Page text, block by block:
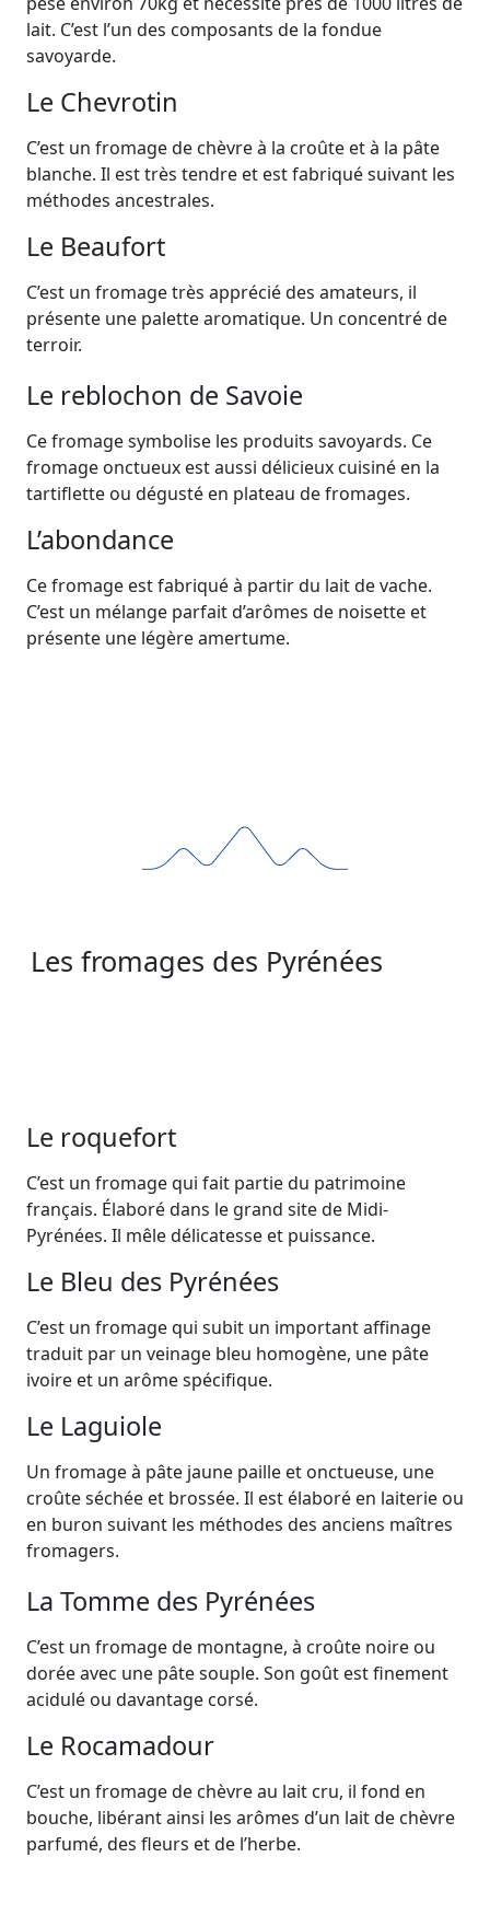
lait. C’est l’un des composants de la fondue
savoyarde.
Le Chevrotin
C’est un fromage de chèvre à la croûte et à la pâte
blanche. Il est très tendre et est fabriqué suivant les
méthodes ancestrales.
Le Beaufort
C’est un fromage très apprécié des amateurs, il
présente une palette aromatique. Un concentré de
terroir.
Le reblochon de Savoie
Ce fromage symbolise les produits savoyards. Ce
fromage onctueux est aussi délicieux cuisiné en la
tartiflette ou dégusté en plateau de fromages.
L’abondance
Ce fromage est fabriqué à partir du lait de vache.
C’est un mélange parfait d’arômes de noisette et
présente une légère amertume.
Les fromages des Pyrénées
Le roquefort
C’est un fromage qui fait partie du patrimoine
français. Élaboré dans le grand site de Midi-
Pyrénées. Il mêle délicatesse et puissance.
Le Bleu des Pyrénées
C’est un fromage qui subit un important affinage
traduit par un veinage bleu homogène, une pâte
ivoire et un arôme spécifique.
Le Laguiole
Un fromage à pâte jaune paille et onctueuse, une
croûte séchée et brossée. Il est élaboré en laiterie ou
en buron suivant les méthodes des anciens maîtres
fromagers.
La Tomme des Pyrénées
C’est un fromage de montagne, à croûte noire ou
dorée avec une pâte souple. Son goût est finement
acidulé ou davantage corsé.
Le Rocamadour
C’est un fromage de chèvre au lait cru, il fond en
bouche, libérant ainsi les arômes d’un lait de chèvre
parfumé, des fleurs et de l’herbe.